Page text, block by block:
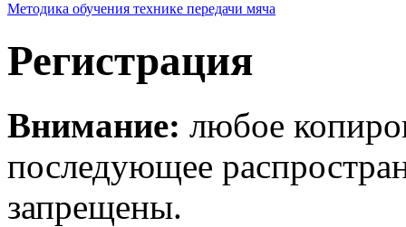
Методика обучения технике передачи мяча
Регистрация
Внимание: любое
последующее
запрещены.